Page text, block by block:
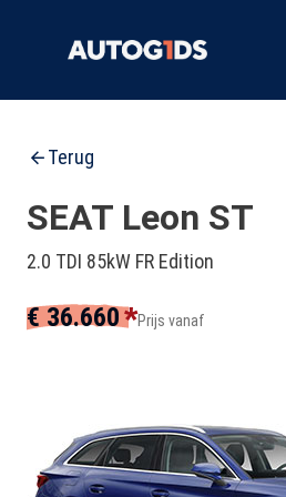
Terug
SEAT Leon ST
2.0 TDI 85kW FR Edition
€ 36.660*Prijs vanaf